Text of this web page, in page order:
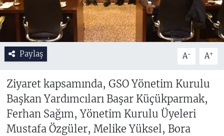
Paylaş A- A+
Ziyaret kapsamında, GSO Yönetim Kurulu
Başkan Yardımcıları Başar Küçükparmak,
Ferhan Sağım, Yönetim Kurulu Üyeleri
Mustafa Özgüler, Melike Yüksel, Bora